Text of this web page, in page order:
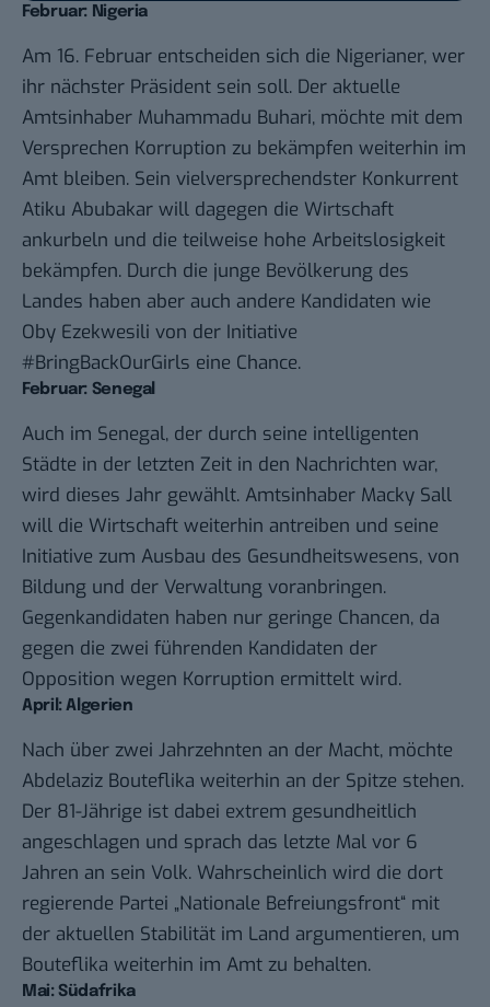
Februar: Nigeria
Am 16. Februar entscheiden sich die Nigerianer, wer
ihr nächster Präsident sein soll. Der aktuelle
Amtsinhaber Muhammadu Buhari, möchte mit dem
Versprechen Korruption zu bekämpfen weiterhin im
Amt bleiben. Sein vielversprechendster Konkurrent
Atiku Abubakar will dagegen die Wirtschaft
ankurbeln und die teilweise hohe Arbeitslosigkeit
bekämpfen. Durch die junge Bevölkerung des
Landes haben aber auch andere Kandidaten wie
Oby Ezekwesili von der Initiative
#BringBackOurGirls eine Chance.
Februar: Senegal
Auch im Senegal, der durch seine intelligenten
Städte in der letzten Zeit in den Nachrichten war,
wird dieses Jahr gewählt. Amtsinhaber Macky Sall
will die Wirtschaft weiterhin antreiben und seine
Initiative zum Ausbau des Gesundheitswesens, von
Bildung und der Verwaltung voranbringen.
Gegenkandidaten haben nur geringe Chancen, da
gegen die zwei führenden Kandidaten der
Opposition wegen Korruption ermittelt wird.
April: Algerien
Nach über zwei Jahrzehnten an der Macht, möchte
Abdelaziz Bouteflika weiterhin an der Spitze stehen.
Der 81-Jährige ist dabei extrem gesundheitlich
angeschlagen und sprach das letzte Mal vor 6
Jahren an sein Volk. Wahrscheinlich wird die dort
regierende Partei „Nationale Befreiungsfront“ mit
der aktuellen Stabilität im Land argumentieren, um
Bouteflika weiterhin im Amt zu behalten.
Mai: Südafrika